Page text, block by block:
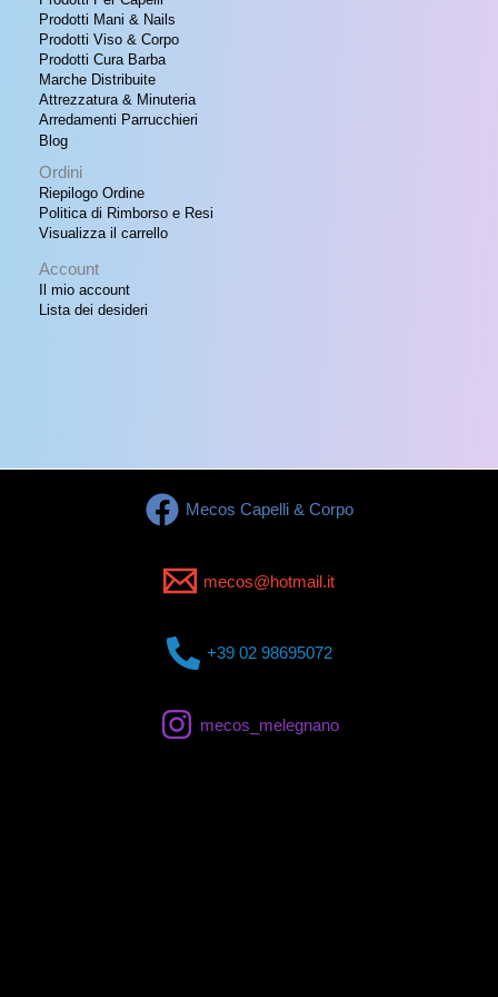
Prodotti Mani & Nails
Prodotti Viso & Corpo
Prodotti Cura Barba
Marche Distribuite
Attrezzatura & Minuteria
Arredamenti Parrucchieri
Blog
Ordini
Riepilogo Ordine
Politica di Rimborso e Resi
Visualizza il carrello
Account
Il mio account
Lista dei desideri
Mecos Capelli & Corpo
mecos@hotmail.it
+39 02 98695072
mecos_melegnano